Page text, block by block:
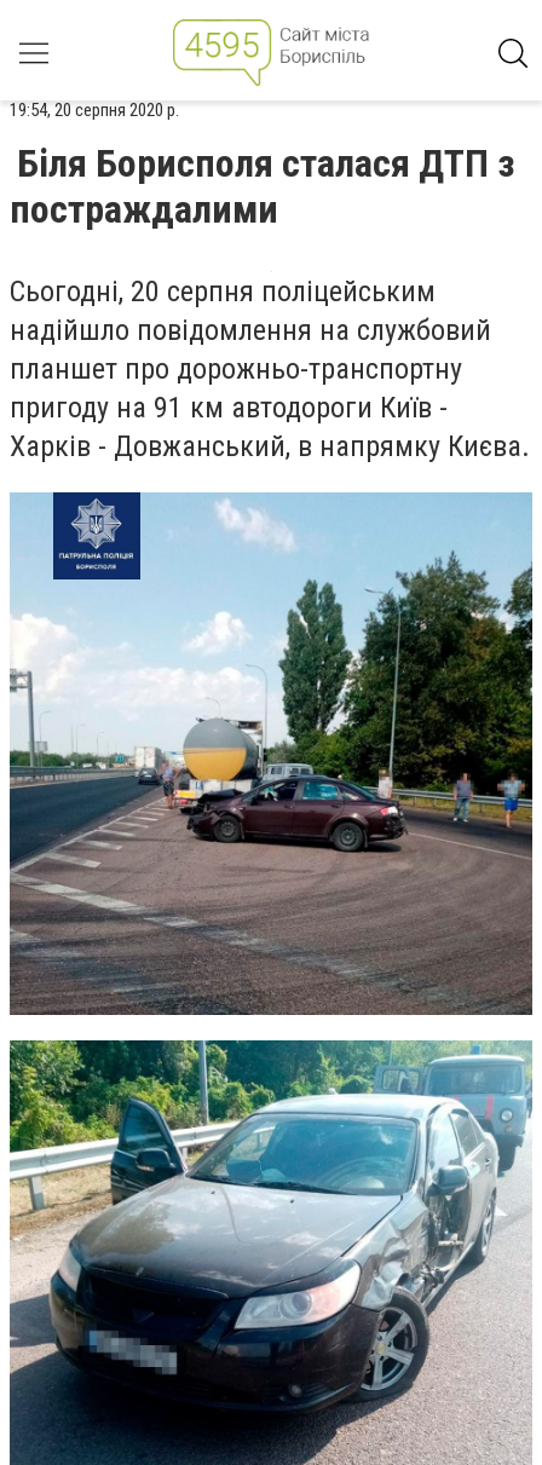
19:54, 20 серпня 2020 р.
Біля Борисполя сталася ДТП з
постраждалими
Сьогодні, 20 серпня поліцейським
надійшло повідомлення на службовий
планшет про дорожньо-транспортну
пригоду на 91 км автодороги Київ -
Харків - Довжанський, в напрямку Києва.